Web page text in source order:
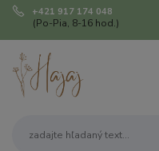
+421 917 174 048
(Po-Pia, 8-16 hod.)